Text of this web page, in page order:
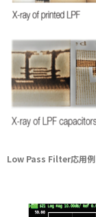
Low Pass Filter応用例